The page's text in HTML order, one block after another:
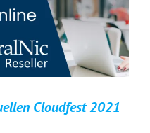
Cloudfest 2021